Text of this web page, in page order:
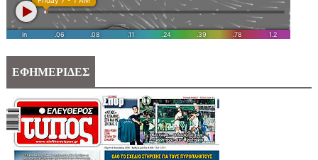
ΕΦΗΜΕΡΙΔΕΣ